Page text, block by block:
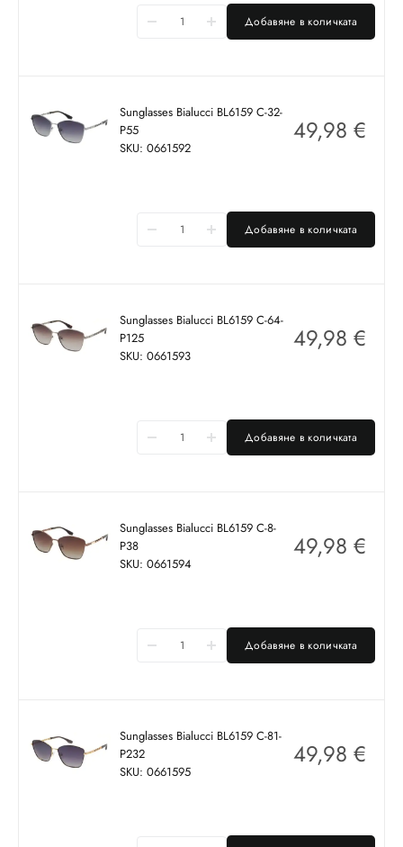
Добавяне в количката
Sunglasses Bialucci BL6159 C-32-
P55
SKU: 0661592
49,98 €
Добавяне в количката
Sunglasses Bialucci BL6159 C-64-
P125
SKU: 0661593
49,98 €
Добавяне в количката
Sunglasses Bialucci BL6159 C-8-
P38
SKU: 0661594
49,98 €
Добавяне в количката
Sunglasses Bialucci BL6159 C-81-
P232
SKU: 0661595
49,98 €